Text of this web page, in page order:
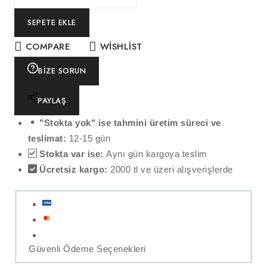
SEPETE EKLE
COMPARE WISHLIST
BIZE SORUN
PAYLAŞ
"Stokta yok" ise tahmini üretim süreci ve
teslimat: 12-15 gün
Stokta var ise: Aynı gün kargoya teslim
Ücretsiz kargo: 2000 tl ve üzeri alışverişlerde
Güvenli Ödeme Seçenekleri